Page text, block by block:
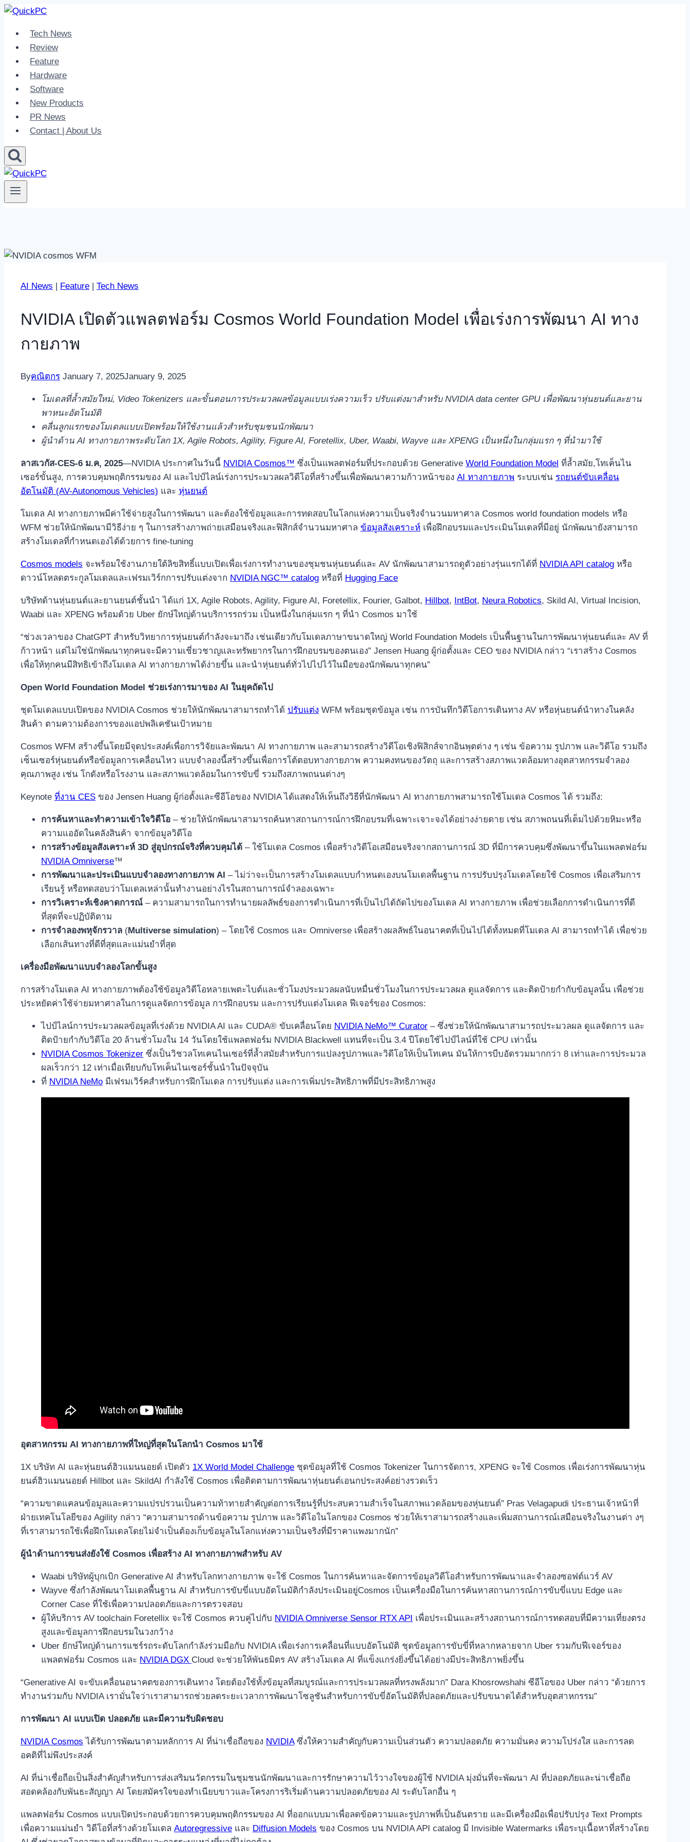
Skip
contentTech News
Review
Feature
Hardware
Software
New Products
PR News
Contact | About Us
AI News | Feature | Tech News
NVIDIA เปิดตัวแพลตฟอร์ม Cosmos World Foundation Model เพื่อเร่งการพัฒนา AI ทาง
กายภาพ
Byคณิตกร January 7, 2025January 9, 2025
โมเดลที่ล้ำสมัยใหม่, Video Tokenizers และขั้นตอนการประมวลผลข้อมูลแบบเร่งความเร็ว ปรับแต่งมาสำหรับ NVIDIA data center GPU เพื่อพัฒนาหุ่นยนต์และยาน
พาหนะอัตโนมัติ
คลื่นลูกแรกของโมเดลแบบเปิดพร้อมให้ใช้งานแล้วสำหรับชุมชนนักพัฒนา
ผู้นำด้านAI ทางกายภาพระดับโลก 1X, Agile Robots, Agility, Figure AI, Foretellix, Uber, Waabi, Wayve และ XPENG เป็นหนึ่งในกลุ่มแรก ๆ ที่นำมาใช้
ลาสเวกัส-CES-6 ม.ค, 2025—NVIDIA ประกาศในวันนี้ NVIDIA Cosmos™ ซึ่งเป็นแพลตฟอร์มที่ประกอบด้วย Generative World Foundation Model ที่ล้ำสมัย,โทเค็นไน
เซอร์ขั้นสูง, การควบคุมพฤติกรรมของ AI และไปป์ไลน์เร่งการประมวลผลวิดีโอที่สร้างขึ้นเพื่อพัฒนาความก้าวหน้าของ AI ทางกายภาพ ระบบเช่น รถยนต์ขับเคลื่อน
อัตโนมัติ (AV-Autonomous Vehicles) และ หุ่นยนต์
โมเดล AI ทางกายภาพมีค่าใช้จ่ายสูงในการพัฒนา และต้องใช้ข้อมูลและการทดสอบในโลกแห่งความเป็นจริงจำนวนมหาศาล Cosmos world foundation models หรือ
WFM ช่วยให้นักพัฒนามีวิธีง่าย ๆ ในการสร้างภาพถ่ายเสมือนจริงและฟิสิกส์จำนวนมหาศาล ข้อมูลสังเคราะห์ เพื่อฝึกอบรมและประเมินโมเดลที่มีอยู่ นักพัฒนายังสามารถ
สร้างโมเดลที่กำหนดเองได้ด้วยการ fine-tuning
Cosmos models จะพร้อมใช้งานภายใต้ลิขสิทธิ์แบบเปิดเพื่อเร่งการทำงานของชุมชนหุ่นยนต์และ AV นักพัฒนาสามารถดูตัวอย่างรุ่นแรกได้ที่ NVIDIA API catalog หรือ
ดาวน์โหลดตระกูลโมเดลและเฟรมเวิร์กการปรับแต่งจาก NVIDIA NGC™ catalog หรือที่ Hugging Face
บริษัทด้านหุ่นยนต์และยานยนต์ชั้นนำ ได้แก่ 1X, Agile Robots, Agility, Figure AI, Foretellix, Fourier, Galbot, Hillbot, IntBot, Neura Robotics, Skild AI, Virtual Incision,
Waabi และ XPENG พร้อมด้วย Uber ยักษ์ใหญ่ด้านบริการรถร่วม เป็นหนึ่งในกลุ่มแรก ๆ ที่นำ Cosmos มาใช้
“ช่วงเวลาของ ChatGPT สำหรับวิทยาการหุ่นยนต์กำลังจะมาถึง เช่นเดียวกับโมเดลภาษาขนาดใหญ่ World Foundation Models เป็นพื้นฐานในการพัฒนาหุ่นยนต์และ AV ที่
ก้าวหน้า แต่ไม่ใช่นักพัฒนาทุกคนจะมีความเชี่ยวชาญและทรัพยากรในการฝึกอบรมของตนเอง” Jensen Huang ผู้ก่อตั้งและ CEO ของ NVIDIA กล่าว “เราสร้าง Cosmos
เพื่อให้ทุกคนมีสิทธิเข้าถึงโมเดล AI ทางกายภาพได้ง่ายขึ้น และนำหุ่นยนต์ทั่วไปไปไว้ในมือของนักพัฒนาทุกคน”
Open World Foundation Model ช่วยเร่งการมาของ AI ในยุคถัดไป
ชุดโมเดลแบบเปิดของ NVIDIA Cosmos ช่วยให้นักพัฒนาสามารถทำได้ ปรับแต่ง WFM พร้อมชุดข้อมูล เช่น การบันทึกวิดีโอการเดินทาง AV หรือหุ่นยนต์นำทางในคลัง
สินค้า ตามความต้องการของแอปพลิเคชันเป้าหมาย
Cosmos WFM สร้างขึ้นโดยมีจุดประสงค์เพื่อการวิจัยและพัฒนา AI ทางกายภาพ และสามารถสร้างวิดีโอเชิงฟิสิกส์จากอินพุตต่าง ๆ เช่น ข้อความ รูปภาพ และวิดีโอ รวมถึง
เซ็นเซอร์หุ่นยนต์หรือข้อมูลการเคลื่อนไหว แบบจำลองนี้สร้างขึ้นเพื่อการโต้ตอบทางกายภาพ ความคงทนของวัตถุ และการสร้างสภาพแวดล้อมทางอุตสาหกรรมจำลอง
คุณภาพสูง เช่น โกดังหรือโรงงาน และสภาพแวดล้อมในการขับขี่ รวมถึงสภาพถนนต่างๆ
Keynote ที่งาน CES ของ Jensen Huang ผู้ก่อตั้งและซีอีโอของ NVIDIA ได้แสดงให้เห็นถึงวิธีที่นักพัฒนา AI ทางกายภาพสามารถใช้โมเดล Cosmos ได้ รวมถึง:
การค้นหาและทำความเข้าใจวิดีโอ – ช่วยให้นักพัฒนาสามารถค้นหาสถานการณ์การฝึกอบรมที่เฉพาะเจาะจงได้อย่างง่ายดาย เช่น สภาพถนนที่เต็มไปด้วยหิมะหรือ
ความแออัดในคลังสินค้า จากข้อมูลวิดีโอ
การสร้างข้อมูลสังเคราะห์ 3D สู่อุปกรณ์จริงที่ควบคุมได้ – ใช้โมเดล Cosmos เพื่อสร้างวิดีโอเสมือนจริงจากสถานการณ์ 3D ที่มีการควบคุมซึ่งพัฒนาขึ้นในแพลตฟอร์ม
NVIDIA Omniverse™
การพัฒนาและประเมินแบบจำลองทางกายภาพ AI – ไม่ว่าจะเป็นการสร้างโมเดลแบบกำหนดเองบนโมเดลพื้นฐาน การปรับปรุงโมเดลโดยใช้ Cosmos เพื่อเสริมการ
เรียนรู้ หรือทดสอบว่าโมเดลเหล่านั้นทำงานอย่างไรในสถานการณ์จำลองเฉพาะ
การวิเคราะห์เชิงคาดการณ์ – ความสามารถในการทำนายผลลัพธ์ของการดำเนินการที่เป็นไปได้ถัดไปของโมเดล AI ทางกายภาพ เพื่อช่วยเลือกการดำเนินการที่ดี
ที่สุดที่จะปฏิบัติตาม
การจำลองพหุจักรวาล (Multiverse simulation) – โดยใช้ Cosmos และ Omniverse เพื่อสร้างผลลัพธ์ในอนาคตที่เป็นไปได้ทั้งหมดที่โมเดล AI สามารถทำได้ เพื่อช่วย
เลือกเส้นทางที่ดีที่สุดและแม่นยำที่สุด
เครื่องมือพัฒนาแบบจำลองโลกขั้นสูง
การสร้างโมเดล AI ทางกายภาพต้องใช้ข้อมูลวิดีโอหลายเพตะไบต์และชั่วโมงประมวลผลนับหมื่นชั่วโมงในการประมวลผล ดูแลจัดการ และติดป้ายกำกับข้อมูลนั้น เพื่อช่วย
ประหยัดค่าใช้จ่ายมหาศาลในการดูแลจัดการข้อมูล การฝึกอบรม และการปรับแต่งโมเดล ฟีเจอร์ของ Cosmos:
ไปป์ไลน์การประมวลผลข้อมูลที่เร่งด้วย NVIDIA AI และ CUDA® ขับเคลื่อนโดย NVIDIA NeMo™ Curator – ซึ่งช่วยให้นักพัฒนาสามารถประมวลผล ดูแลจัดการ และ
ติดป้ายกำกับวิดีโอ 20 ล้านชั่วโมงใน 14 วันโดยใช้แพลตฟอร์ม NVIDIA Blackwell แทนที่จะเป็น 3.4 ปีโดยใช้ไปป์ไลน์ที่ใช้ CPU เท่านั้น
NVIDIA Cosmos Tokenizer ซึ่งเป็นวิชวลโทเคนไนเซอร์ที่ล้ำสมัยสำหรับการแปลงรูปภาพและวิดีโอให้เป็นโทเคน มันให้การบีบอัดรวมมากกว่า 8 เท่าและการประมวล
ผลเร็วกว่า 12 เท่าเมื่อเทียบกับโทเค็นไนเซอร์ชั้นนำในปัจจุบัน
ที่ NVIDIA NeMo มีเฟรมเวิร์คสำหรับการฝึกโมเดล การปรับแต่ง และการเพิ่มประสิทธิภาพที่มีประสิทธิภาพสูง
อุตสาหกรรม AI ทางกายภาพที่ใหญ่ที่สุดในโลกนำ Cosmos มาใช้
1X บริษัท AI และหุ่นยนต์ฮิวแมนนอยด์ เปิดตัว 1X World Model Challenge ชุดข้อมูลที่ใช้ Cosmos Tokenizer ในการจัดการ, XPENG จะใช้ Cosmos เพื่อเร่งการพัฒนาหุ่น
ยนต์ฮิวแมนนอยด์ Hillbot และ SkildAI กำลังใช้ Cosmos เพื่อติดตามการพัฒนาหุ่นยนต์เอนกประสงค์อย่างรวดเร็ว
“ความขาดแคลนข้อมูลและความแปรปรวนเป็นความท้าทายสำคัญต่อการเรียนรู้ที่ประสบความสำเร็จในสภาพแวดล้อมของหุ่นยนต์” Pras Velagapudi ประธานเจ้าหน้าที่
ฝ่ายเทคโนโลยีของ Agility กล่าว “ความสามารถด้านข้อความ รูปภาพ และวิดีโอในโลกของ Cosmos ช่วยให้เราสามารถสร้างและเพิ่มสถานการณ์เสมือนจริงในงานต่า งๆ
ที่เราสามารถใช้เพื่อฝึกโมเดลโดยไม่จำเป็นต้องเก็บข้อมูลในโลกแห่งความเป็นจริงที่มีราคาแพงมากนัก”
ผู้นำด้านการขนส่งยังใช้ Cosmos เพื่อสร้าง AI ทางกายภาพสำหรับ AV
Waabi บริษัทผู้บุกเบิก Generative AI สำหรับโลกทางกายภาพ จะใช้ Cosmos ในการค้นหาและจัดการข้อมูลวิดีโอสำหรับการพัฒนาและจำลองซอฟต์แวร์ AV
Wayve ซึ่งกำลังพัฒนาโมเดลพื้นฐาน AI สำหรับการขับขี่แบบอัตโนมัติกำลังประเมินอยู่Cosmos เป็นเครื่องมือในการค้นหาสถานการณ์การขับขี่แบบ Edge และ
Corner Case ที่ใช้เพื่อความปลอดภัยและการตรวจสอบ
ผู้ให้บริการ AV toolchain Foretellix จะใช้ Cosmos ควบคู่ไปกับ NVIDIA Omniverse Sensor RTX API เพื่อประเมินและสร้างสถานการณ์การทดสอบที่มีความเที่ยงตรง
สูงและข้อมูลการฝึกอบรมในวงกว้าง
Uber ยักษ์ใหญ่ด้านการแชร์รถระดับโลกกำลังร่วมมือกับ NVIDIA เพื่อเร่งการเคลื่อนที่แบบอัตโนมัติ ชุดข้อมูลการขับขี่ที่หลากหลายจาก Uber รวมกับฟีเจอร์ของ
แพลตฟอร์ม Cosmos และ NVIDIA DGX Cloud จะช่วยให้พันธมิตร AV สร้างโมเดล AI ที่แข็งแกร่งยิ่งขึ้นได้อย่างมีประสิทธิภาพยิ่งขึ้น
“Generative AI จะขับเคลื่อนอนาคตของการเดินทาง โดยต้องใช้ทั้งข้อมูลที่สมบูรณ์และการประมวลผลที่ทรงพลังมาก” Dara Khosrowshahi ซีอีโอของ Uber กล่าว “ด้วยการ
ทำงานร่วมกับ NVIDIA เรามั่นใจว่าเราสามารถช่วยลดระยะเวลาการพัฒนาโซลูชันสำหรับการขับขี่อัตโนมัติที่ปลอดภัยและปรับขนาดได้สำหรับอุตสาหกรรม”
การพัฒนา AI แบบเปิด ปลอดภัย และมีความรับผิดชอบ
NVIDIA Cosmos ได้รับการพัฒนาตามหลักการ AI ที่น่าเชื่อถือของ NVIDIAซึ่งให้ความสำคัญกับความเป็นส่วนตัว ความปลอดภัย ความมั่นคง ความโปร่งใส และการลด
อคติที่ไม่พึงประสงค์
AI ที่น่าเชื่อถือเป็นสิ่งสำคัญสำหรับการส่งเสริมนวัตกรรมในชุมชนนักพัฒนาและการรักษาความไว้วางใจของผู้ใช้ NVIDIA มุ่งมั่นที่จะพัฒนา AI ที่ปลอดภัยและน่าเชื่อถือ
สอดคล้องกับพันธะสัญญา AI โดยสมัครใจของทำเนียบขาวและโครงการริเริ่มด้านความปลอดภัยของ AI ระดับโลกอื่น ๆ
แพลตฟอร์ม Cosmos แบบเปิดประกอบด้วยการควบคุมพฤติกรรมของ AI ที่ออกแบบมาเพื่อลดข้อความและรูปภาพที่เป็นอันตราย และมีเครื่องมือเพื่อปรับปรุง Text Prompts
เพื่อความแม่นยำ วิดีโอที่สร้างด้วยโมเดล Autoregressive และ Diffusion Models ของ Cosmos บน NVIDIA API catalog มี Invisible Watermarks เพื่อระบุเนื้อหาที่สร้างโดย